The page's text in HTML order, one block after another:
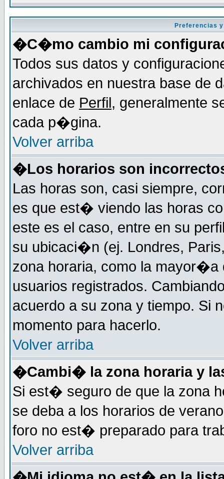
Preferencias
�C�mo cambio mi
Todos sus datos y
archivados en nuestra base de
enlace de Perfil, generalmente
cada p�gina.
Volver arriba
�Los horarios son
Las horas son, casi siempre,
es que est� viendo las horas
este es el caso, entre en su
su ubicaci�n (ej. Londres,
zona horaria, como la mayor�a
usuarios registrados.
acuerdo a su zona y tiempo. Si
momento para hacerlo.
Volver arriba
�Cambi� la zona horaria y
Si est� seguro de que la zona
se deba a los horarios de
foro no est� preparado para
Volver arriba